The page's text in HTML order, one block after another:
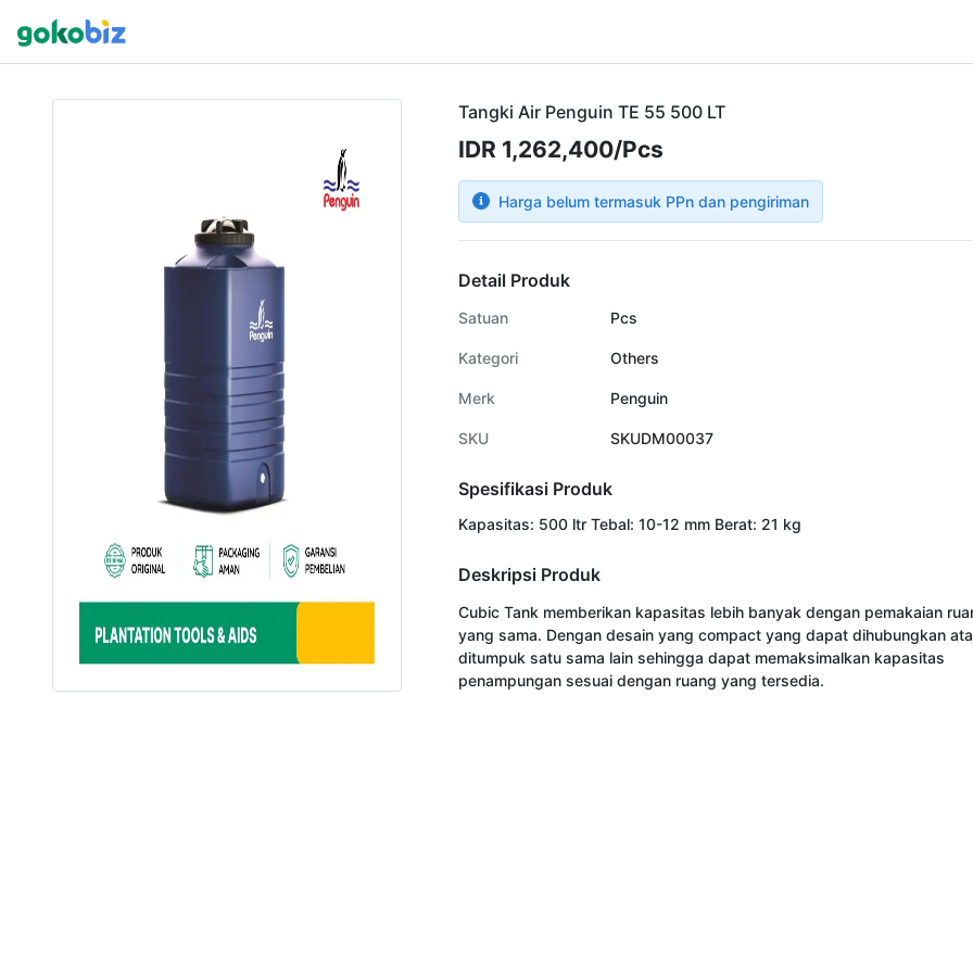
Tangki Air Penguin TE 55 500 LT
IDR 1,262,400/Pcs
Harga belum termasuk PPn dan pengiriman
Detail Produk
Satuan Pcs
Kategori Others
Merk Penguin
SKU SKUDM00037
Spesifikasi Produk
Kapasitas: 500 ltr Tebal: 10-12 mm Berat: 21 kg
Deskripsi Produk
Cubic Tank memberikan kapasitas lebih banyak dengan pemakaian
yang sama. Dengan desain yang compact yang dapat dihubungkan
ditumpuk satu sama lain sehingga dapat memaksimalkan kapasitas
penampungan sesuai dengan ruang yang tersedia.